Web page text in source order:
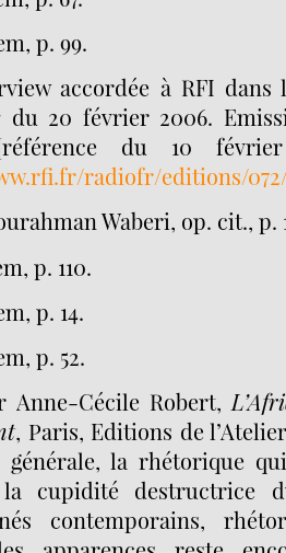
p. 99.
accordée à RFI dans
du 20 février 2006.
du 10
radiofr/editions/
Waberi, op. cit., p.
p. 110.
p. 14.
p. 52.
Anne-Cécile Robert,
, Paris, Editions de
générale, la rhétorique
la cupidité destructrice
contemporains,